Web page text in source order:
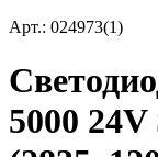
Арт.: 024973(1)
5000